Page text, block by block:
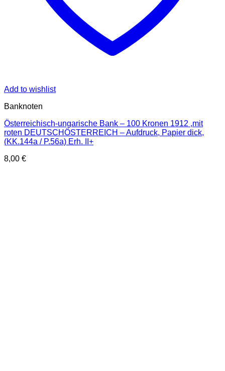
Add to wishlist
Banknoten
Österreichisch-ungarische Bank – 100 Kronen 1912 ,mit
roten DEUTSCHÖSTERREICH – Aufdruck, Papier dick,
(KK.144a / P.56a) Erh. II+
8,00 €